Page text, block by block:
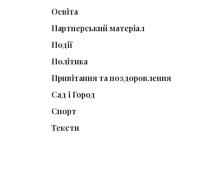
Освіта
Партнерський матеріал
Події
Політика
Привітання та поздоровлення
Сад і Город
Спорт
Тексти